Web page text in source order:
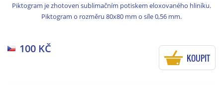
Piktogram je zhotoven sublimačním potiskem eloxovaného hliníku.
Piktogram o rozměru 80x80 mm o síle 0,56 mm.
100 KČ
KOUPIT